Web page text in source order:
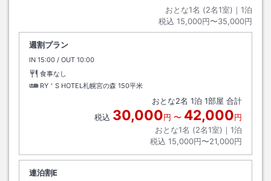
おとな1名 (2名1室)｜ 1泊
税込 15,000円〜35,000円
週割プラン
IN チェックイン
15:00 / OUT チェックアウト
10:00
食事なし
RY＇S HOTEL札幌宮の森 150平米
おとな2名 1泊 1部屋 合計
税込 30,000円 〜 42,000円
おとな1名 (2名1室)｜ 1泊
税込 15,000円〜21,000円
連泊割E